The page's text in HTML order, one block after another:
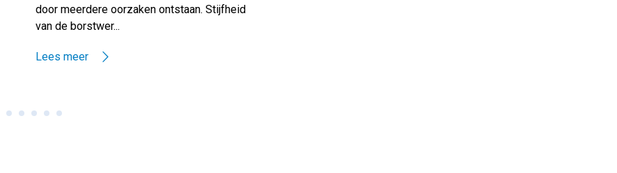
door meerdere oorzaken ontstaan. Stijfheid
van de borstwer...
Lees meer